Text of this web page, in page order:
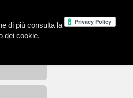
di più consulta la
dei cookie.